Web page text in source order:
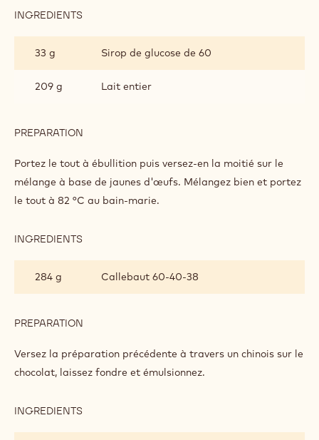
INGREDIENTS
CHOCOLAT
NOIR
33 g Sirop de glucose de 60
209 g Lait entier
PREPARATION
AU
NOIR
Portez le tout à ébullition puis versez-en la moitié sur le
mélange à base de jaunes d'œufs. Mélangez bien et portez
le tout à 82 °C au bain-marie.
INGREDIENTS
CHOCOLAT
NOIR
284 g Callebaut 60-40-38
PREPARATION
AU
CHOCOLAT
NOIR
Versez la préparation précédente à travers un chinois sur le
chocolat, laissez fondre et émulsionnez.
INGREDIENTS